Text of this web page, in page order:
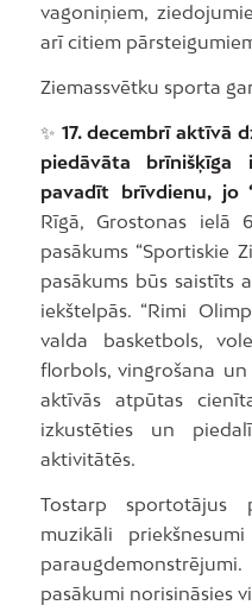
vagoniņiem,
arī citiem
Ziemassvētku sporta
✨ 17. decembrī aktīvā
piedāvāta brīnišķīga
pavadīt brīvdienu, jo
Rīgā, Grostonas ielā
pasākums “Sportiskie
pasākums būs saistīts
iekštelpās. “Rimi
valda basketbols,
florbols, vingrošana
aktīvās atpūtas
izkustēties un
aktivitātēs.
Tostarp sportotājus
muzikāli
pasākumi norisināsies